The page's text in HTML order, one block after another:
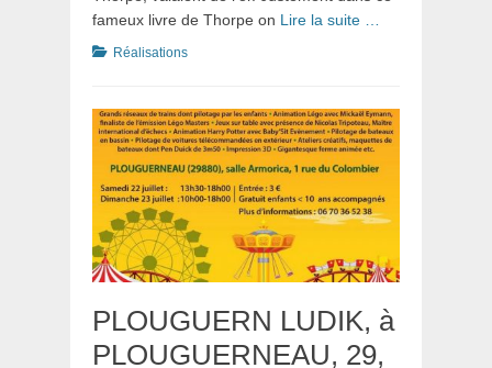
fameux livre de Thorpe on Lire la suite …
Catégories
Réalisations
PLOUGUERN LUDIK, à
PLOUGUERNEAU, 29,